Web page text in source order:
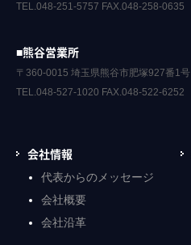
TEL.048-251-5757 FAX.048-258-0635
■熊谷営業所
〒360-0015 埼玉県熊谷市肥塚927番1号
TEL.048-527-1020 FAX.048-522-6252
会社情報
代表からのメッセージ
会社概要
会社沿革